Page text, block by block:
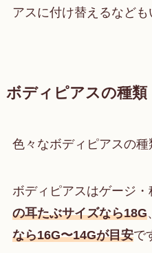
アスに付け替えるなども
ボディピアスの種類
色々なボディピアスの種
ボディピアスはゲージ・
の耳たぶサイズなら18G、
なら16G〜14Gが目安で